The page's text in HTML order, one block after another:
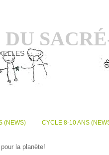
(NEWS) CYCLE 8-10 ANS
pour la planète!